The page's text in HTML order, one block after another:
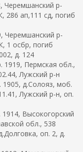
р-
286 ап,111 сд, погиб
р-
1 осбр, погиб
д. 124
Пермская обл.,
Лужский р-н
д.Солояз, моб.
Лужский р-н, оп.
Высокогорский
обл., 538
оп. 2, д.